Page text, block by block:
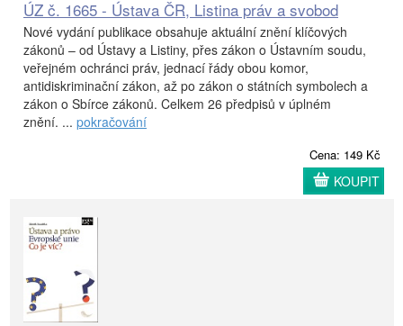
ÚZ č. 1665 - Ústava ČR, Listina práv a svobod
Nové vydání publikace obsahuje aktuální znění klíčových
zákonů – od Ústavy a Listiny, přes zákon o Ústavním soudu,
veřejném ochránci práv, jednací řády obou komor,
antidiskriminační zákon, až po zákon o státních symbolech a
zákon o Sbírce zákonů. Celkem 26 předpisů v úplném
znění. ... pokračování
Cena: 149 Kč
KOUPIT